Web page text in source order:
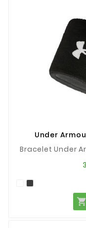
Under
Bracelet Under
